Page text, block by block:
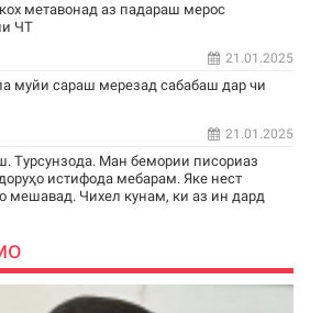
метавонад аз падараш мерос
ЧТ
21.01.2025
муйи сараш мерезад сабабаш дар чи
21.01.2025
Турсунзода. Ман бемории писориаз
истифода мебарам. Яке нест
мешавад. Чихел кунам, ки аз ин дард